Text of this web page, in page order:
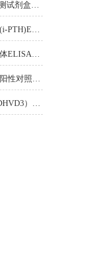
乙型流感病毒PCR检测试剂盒反应五要素
小鼠全段甲状旁腺素(i-PTH)ELISA试剂盒操作步骤
猪肌U型酸激酶,线粒体ELISA试剂盒注意事项
如何判断猪葡萄球菌阳性对照是否失效
小鼠1,25-二羟基3（DHVD3）elisa试剂盒操作步骤